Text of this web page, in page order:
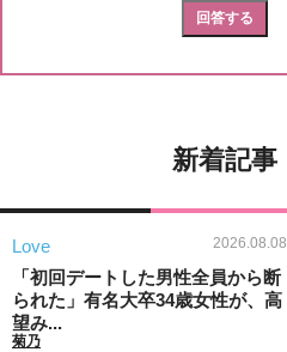
新着記事
Love 2026.08.08
「初回デートした男性全員から断
られた」有名大卒34歳女性が、高
望み...
菊乃